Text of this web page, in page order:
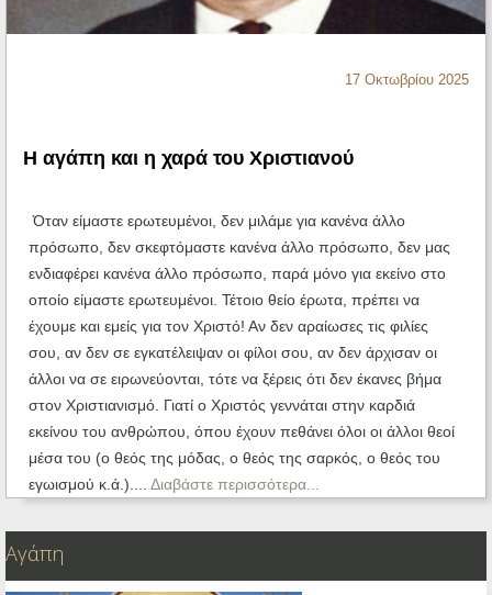
Ηχητικά
17 Οκτωβρίου 2025
Η αγάπη και η χαρά του Χριστιανού
Όταν είμαστε ερωτευμένοι, δεν μιλάμε για κανένα άλλο
πρόσωπο, δεν σκεφτόμαστε κανένα άλλο πρόσωπο, δεν μας
ενδιαφέρει κανένα άλλο πρόσωπο, παρά μόνο για εκείνο στο
οποίο είμαστε ερωτευμένοι. Τέτοιο θείο έρωτα, πρέπει να
έχουμε και εμείς για τον Χριστό! Αν δεν αραίωσες τις φιλίες
σου, αν δεν σε εγκατέλειψαν οι φίλοι σου, αν δεν άρχισαν οι
άλλοι να σε ειρωνεύονται, τότε να ξέρεις ότι δεν έκανες βήμα
στον Χριστιανισμό. Γιατί ο Χριστός γεννάται στην καρδιά
εκείνου του ανθρώπου, όπου έχουν πεθάνει όλοι οι άλλοι θεοί
μέσα του (ο θεός της μόδας, ο θεός της σαρκός, ο θεός του
εγωισμού κ.ά.).... Διαβάστε περισσότερα...
Αγάπη